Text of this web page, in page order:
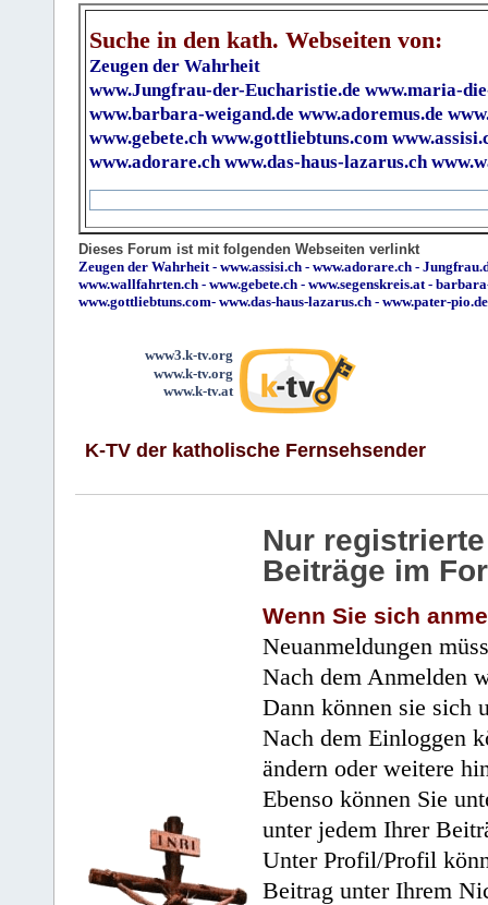
Suche in den kath. Webseiten von:
Zeugen der Wahrheit
www.Jungfrau-der-Eucharistie.de www.maria-
www.barbara-weigand.de www.adoremus.de
www.gebete.ch www.gottliebtuns.com
www.adorare.ch www.das-haus-lazarus.ch
Dieses Forum ist mit folgenden Webseiten verlinkt
Zeugen der Wahrheit- www.assisi.ch - www.adorare.ch -
www.wallfahrten.ch - www.gebete.ch - www.segenskreis.at-
www.gottliebtuns.com- www.das-haus-lazarus.ch - www.pater-pio.de
www3.k-tv.org
www.k-tv.org
www.k-tv.at
K-TV der katholische Fernsehsender
Nur
Beiträge im
Wenn Sie sich
Neuanmeldungen
Nach dem Anmelden
Dann können sie sich
Nach dem Einloggen
ändern oder weitere
Ebenso können Sie
unter jedem Ihrer
Unter Profil/Profil
Beitrag unter Ihrem